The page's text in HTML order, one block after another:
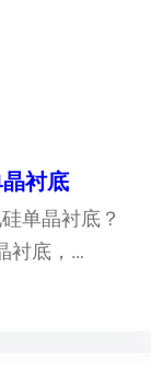
衬底
单晶衬底？
衬底，…